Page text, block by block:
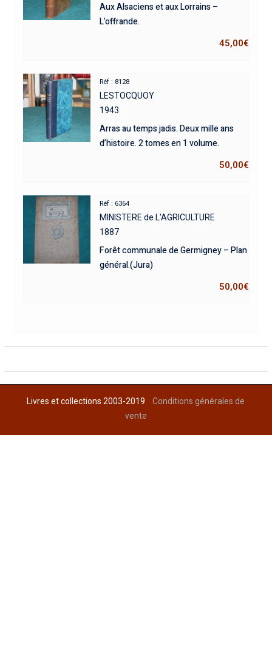
Aux Alsaciens et aux Lorrains –
L’offrande.
45,00€
Réf : 8128
LESTOCQUOY
1943
Arras au temps jadis. Deux mille ans
d’histoire. 2 tomes en 1 volume.
50,00€
Réf : 6364
MINISTERE de L'AGRICULTURE
1887
Forêt communale de Germigney – Plan
général.(Jura)
50,00€
Livres et collections 2003-2019Conditions générales de
vente